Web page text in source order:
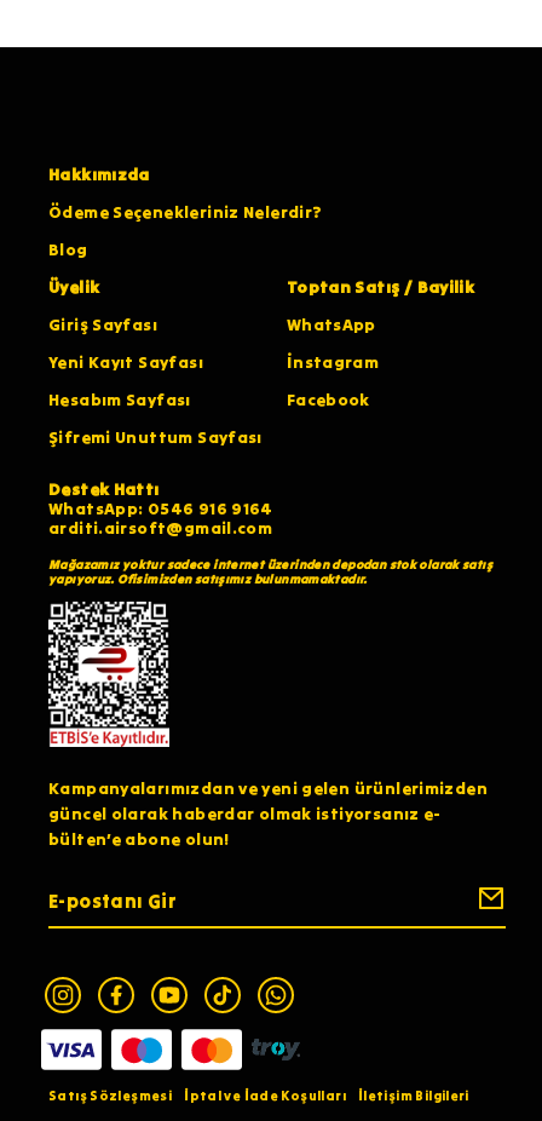
Hakkımızda
Ödeme Seçenekleriniz Nelerdir?
Blog
Üyelik
Giriş Sayfası
Yeni Kayıt Sayfası
Hesabım Sayfası
Şifremi Unuttum Sayfası
Toptan Satış / Bayilik
WhatsApp
İnstagram
Facebook
Destek Hattı
WhatsApp: 0546 916 9164
arditi.airsoft@gmail.com
Mağazamız yoktur sadece internet üzerinden depodan stok olarak satış
yapıyoruz. Ofisimizden satışımız bulunmamaktadır.
Kampanyalarımızdan ve yeni gelen ürünlerimizden
güncel olarak haberdar olmak istiyorsanız e-
bülten’e abone olun!
Satış Sözleşmesi İptal ve İade Koşulları İletişim Bilgileri